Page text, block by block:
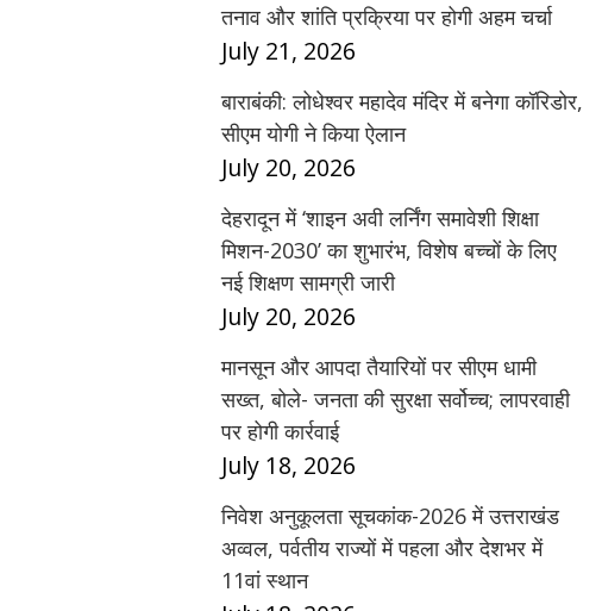
तनाव और शांति प्रक्रिया पर होगी अहम चर्चा
July 21, 2026
बाराबंकी: लोधेश्वर महादेव मंदिर में बनेगा कॉरिडोर,
सीएम योगी ने किया ऐलान
July 20, 2026
देहरादून में ‘शाइन अवी लर्निंग समावेशी शिक्षा
मिशन-2030’ का शुभारंभ, विशेष बच्चों के लिए
नई शिक्षण सामग्री जारी
July 20, 2026
मानसून और आपदा तैयारियों पर सीएम धामी
सख्त, बोले- जनता की सुरक्षा सर्वोच्च; लापरवाही
पर होगी कार्रवाई
July 18, 2026
निवेश अनुकूलता सूचकांक-2026 में उत्तराखंड
अव्वल, पर्वतीय राज्यों में पहला और देशभर में
11वां स्थान